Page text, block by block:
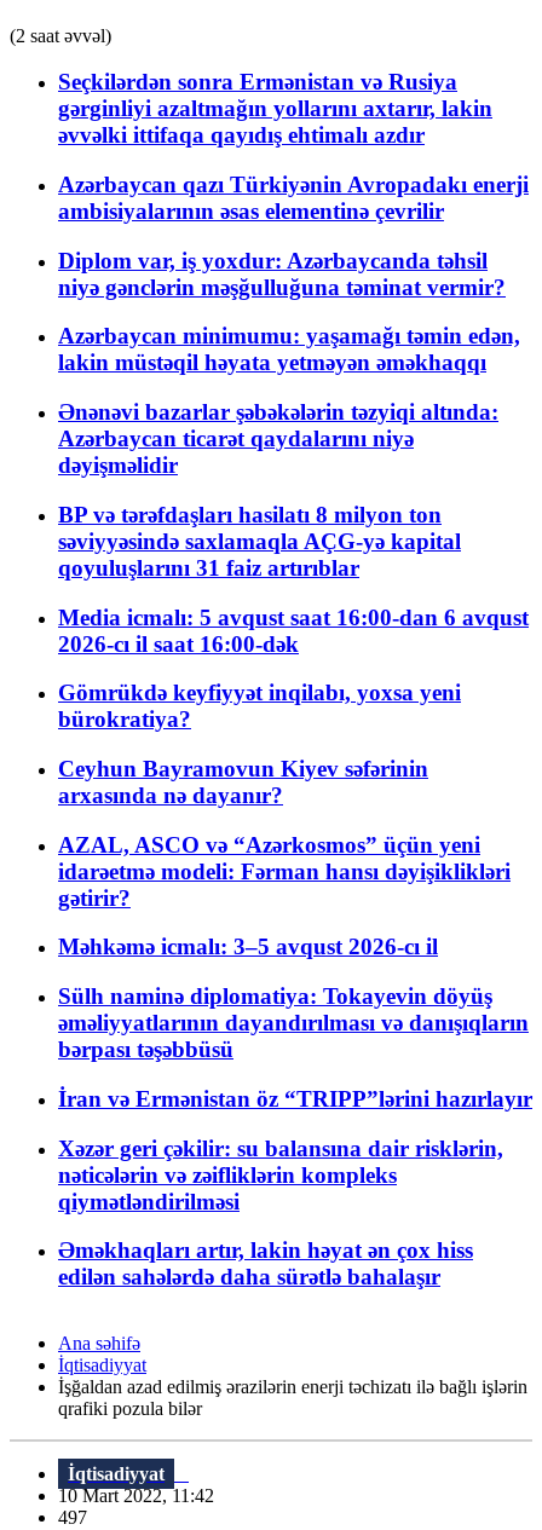
(2 saat əvvəl)
Seçkilərdən sonra Ermənistan və Rusiya
gərginliyi azaltmağın yollarını axtarır, lakin
əvvəlki ittifaqa qayıdış ehtimalı azdır
Azərbaycan qazı Türkiyənin Avropadakı enerji
ambisiyalarının əsas elementinə çevrilir
Diplom var, iş yoxdur: Azərbaycanda təhsil
niyə gənclərin məşğulluğuna təminat vermir?
Azərbaycan minimumu: yaşamağı təmin edən,
lakin müstəqil həyata yetməyən əməkhaqqı
Ənənəvi bazarlar şəbəkələrin təzyiqi altında:
Azərbaycan ticarət qaydalarını niyə
dəyişməlidir
BP və tərəfdaşları hasilatı 8 milyon ton
səviyyəsində saxlamaqla AÇG-yə kapital
qoyuluşlarını 31 faiz artırıblar
Media icmalı: 5 avqust saat 16:00-dan 6 avqust
2026-cı il saat 16:00-dək
Gömrükdə keyfiyyət inqilabı, yoxsa yeni
bürokratiya?
Ceyhun Bayramovun Kiyev səfərinin
arxasında nə dayanır?
AZAL, ASCO və “Azərkosmos” üçün yeni
idarəetmə modeli: Fərman hansı dəyişiklikləri
gətirir?
Məhkəmə icmalı: 3–5 avqust 2026-cı il
Sülh naminə diplomatiya: Tokayevin döyüş
əməliyyatlarının dayandırılması və danışıqların
bərpası təşəbbüsü
İran və Ermənistan öz “TRIPP”lərini hazırlayır
Xəzər geri çəkilir: su balansına dair risklərin,
nəticələrin və zəifliklərin kompleks
qiymətləndirilməsi
Əməkhaqları artır, lakin həyat ən çox hiss
edilən sahələrdə daha sürətlə bahalaşır
Ana səhifə
İqtisadiyyat
İşğaldan azad edilmiş ərazilərin enerji təchizatı ilə bağlı işlərin
qrafiki pozula bilər
İqtisadiyyat
10 Mart 2022, 11:42
497